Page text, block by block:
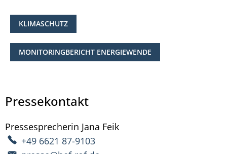
KLIMASCHUTZ
MONITORINGBERICHT ENERGIEWENDE
Pressekontakt
Pressesprecherin Jana Feik
+49 6621 87-9103